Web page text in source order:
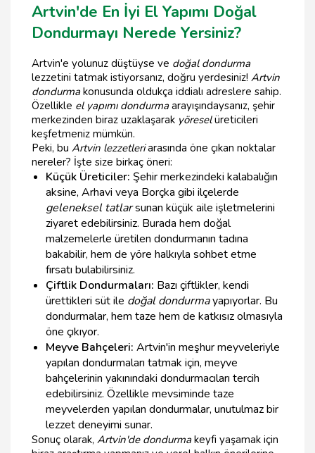
Artvin'de En İyi El Yapımı Doğal
Dondurmayı Nerede Yersiniz?
Artvin'e yolunuz düştüyse ve doğal dondurma
lezzetini tatmak istiyorsanız, doğru yerdesiniz! Artvin
dondurmakonusunda oldukça iddialı adreslere sahip.
Özellikle el yapımı dondurmaarayışındaysanız, şehir
merkezinden biraz uzaklaşarak yöreselüreticileri
keşfetmeniz mümkün.
Peki, bu Artvin lezzetleriarasında öne çıkan noktalar
nereler? İşte size birkaç öneri:
Küçük Üreticiler: Şehir merkezindeki kalabalığın
aksine, Arhavi veya Borçka gibi ilçelerde
geleneksel tatlarsunan küçük aile işletmelerini
ziyaret edebilirsiniz. Burada hem doğal
malzemelerle üretilen dondurmanın tadına
bakabilir, hem de yöre halkıyla sohbet etme
fırsatı bulabilirsiniz.
Çiftlik Dondurmaları: Bazı çiftlikler, kendi
ürettikleri süt ile doğal dondurmayapıyorlar. Bu
dondurmalar, hem taze hem de katkısız olmasıyla
öne çıkıyor.
Meyve Bahçeleri: Artvin'in meşhur meyveleriyle
yapılan dondurmaları tatmak için, meyve
bahçelerinin yakınındaki dondurmacıları tercih
edebilirsiniz. Özellikle mevsiminde taze
meyvelerden yapılan dondurmalar, unutulmaz bir
lezzet deneyimi sunar.
Sonuç olarak, Artvin'de dondurmakeyfi yaşamak için